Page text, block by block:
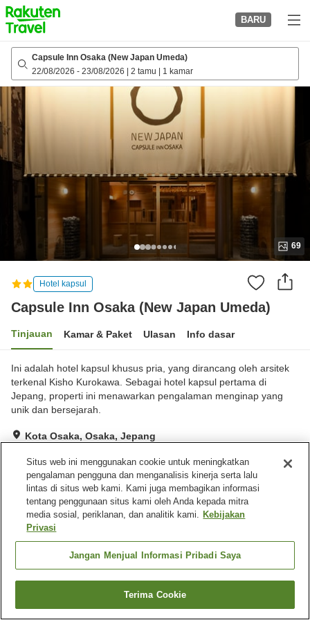
to
top
page
BARU
Capsule Inn Osaka (New Japan Umeda)
22/08/2026 - 23/08/2026 2 tamu 1 kamar
69
Hotel kapsul
Capsule Inn Osaka (New Japan Umeda)
Tinjauan Kamar & Paket Ulasan Info dasar
Ini adalah hotel kapsul khusus pria, yang dirancang oleh arsitek
terkenal Kisho Kurokawa. Sebagai hotel kapsul pertama di
Jepang, properti ini menawarkan pengalaman menginap yang
unik dan bersejarah.
Kota Osaka, Osaka, Jepang
Sangat baik Ulasan:435
Fasilitas properti
Mandi jet
Beranda Jepang Osaka
Kota Osaka
Capsule Inn Osaka (New Japan Umeda)
Cari kamar
Situs web ini menggunakan cookie untuk meningkatkan
pengalaman pengguna dan menganalisis kinerja serta lalu
lintas di situs web kami. Kami juga membagikan informasi
tentang penggunaan situs kami oleh Anda kepada mitra
media sosial, periklanan, dan analitik kami. Kebijakan
Privasi
Jangan Menjual Informasi Pribadi Saya
Terima Cookie